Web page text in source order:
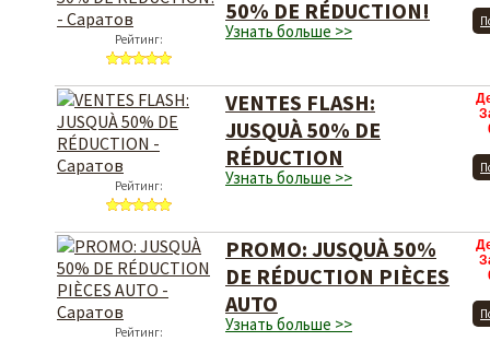
Рейтинг:
50% DE RÉDUCTION!
Узнать больше >>
Рейтинг:
VENTES FLASH:
JUSQUÀ 50% DE
RÉDUCTION
Узнать больше >>
Рейтинг:
PROMO: JUSQUÀ 50%
DE RÉDUCTION PIÈCES
AUTO
Узнать больше >>